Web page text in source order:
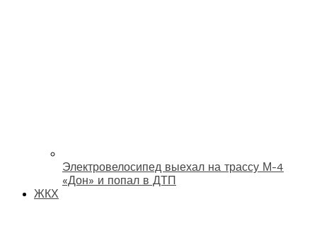
Электровелосипед выехал на трассу М-4
«Дон» и попал в ДТП
ЖКХ